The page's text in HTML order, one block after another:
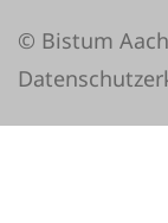
© Bistum